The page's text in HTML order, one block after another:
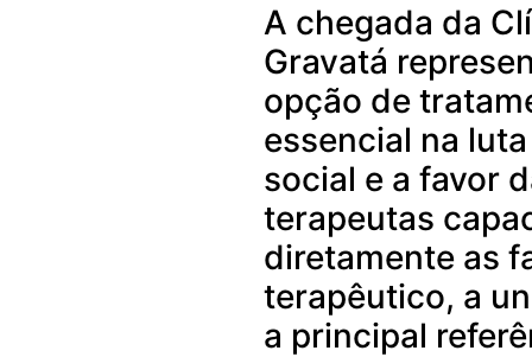
A chegada da
Gravatá
opção de
essencial na
social e a favor
terapeutas
diretamente as
terapêutico, a
a principal